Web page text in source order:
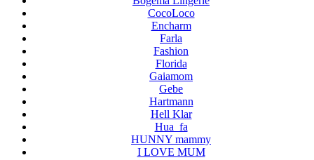
CocoLoco
Encharm
Farla
Fashion
Florida
Gaiamom
Gebe
Hartmann
Hell Klar
Hua_fa
HUNNY mammy
I LOVE MUM